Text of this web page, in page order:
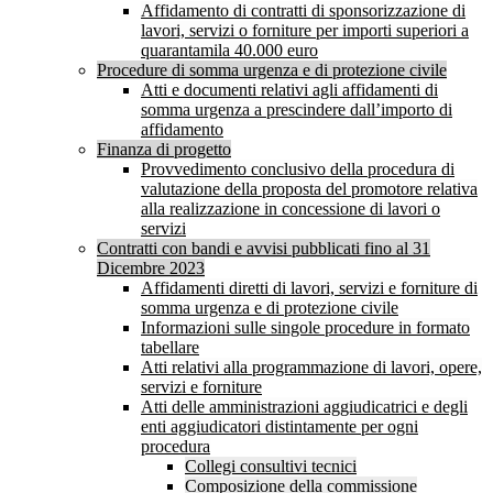
Affidamento di contratti di sponsorizzazione di
lavori, servizi o forniture per importi superiori a
quarantamila 40.000 euro
Procedure di somma urgenza e di protezione civile
Atti e documenti relativi agli affidamenti di
somma urgenza a prescindere dall’importo di
affidamento
Finanza di progetto
Provvedimento conclusivo della procedura di
valutazione della proposta del promotore relativa
alla realizzazione in concessione di lavori o
servizi
Contratti con bandi e avvisi pubblicati fino al 31
Dicembre 2023
Affidamenti diretti di lavori, servizi e forniture di
somma urgenza e di protezione civile
Informazioni sulle singole procedure in formato
tabellare
Atti relativi alla programmazione di lavori, opere,
servizi e forniture
Atti delle amministrazioni aggiudicatrici e degli
enti aggiudicatori distintamente per ogni
procedura
Collegi consultivi tecnici
Composizione della commissione